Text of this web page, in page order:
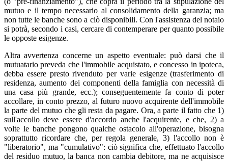
mutuo e il tempo necessario al consolidamento della garanzia; ma
non tutte le banche sono a ciò disponibili. Con l'assistenza del notaio
si potrà, secondo i casi, cercare di contemperare per quanto possibile
le opposte esigenze.
Altra avvertenza concerne un aspetto eventuale: può darsi che il
mutuatario preveda che l'immobile acquistato, e concesso in ipoteca,
debba essere presto rivenduto per varie esigenze (trasferimento di
residenza, aumento dei componenti della famiglia con necessità di
una casa più grande, ecc.); conseguentemente fa conto di poter
accollare, in conto prezzo, al futuro nuovo acquirente dell'immobile
la parte del mutuo che gli resta da pagare. Ora, a parte il fatto che 1)
sull'accollo deve essere d'accordo anche l'acquirente, e che, 2) a
volte le banche pongono qualche ostacolo all'operazione, bisogna
soprattutto ricordare che, per regola generale, 3) l'accollo non è
"liberatorio", ma "cumulativo": ciò significa che, effettuato l'accollo
del residuo mutuo, la banca non cambia debitore, ma ne acquisisce